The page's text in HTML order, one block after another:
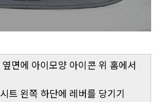
면에 아이모양 아이콘 위 홈에서
트 왼쪽 하단에 레버를 당기기